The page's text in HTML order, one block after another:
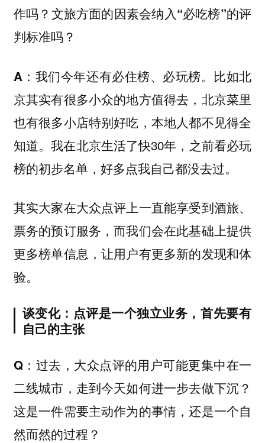
作吗？文旅方面的因素会纳入“必吃榜”的评
判标准吗？
A： 我们今年还有必住榜、必玩榜。比如北
京其实有很多小众的地方值得去，北京菜里
也有很多小店特别好吃，本地人都不见得全
知道。我在北京生活了快30年，之前看必玩
榜的初步名单，好多点我自己都没去过。
其实大家在大众点评上一直能享受到酒旅、
票务的预订服务，而我们会在此基础上提供
更多榜单信息，让用户有更多新的发现和体
验。
谈变化：点评是一个独立业务，首先要有
自己的主张
Q：过去，大众点评的用户可能更集中在一
二线城市，走到今天如何进一步去做下沉？
这是一件需要主动作为的事情，还是一个自
然而然的过程？